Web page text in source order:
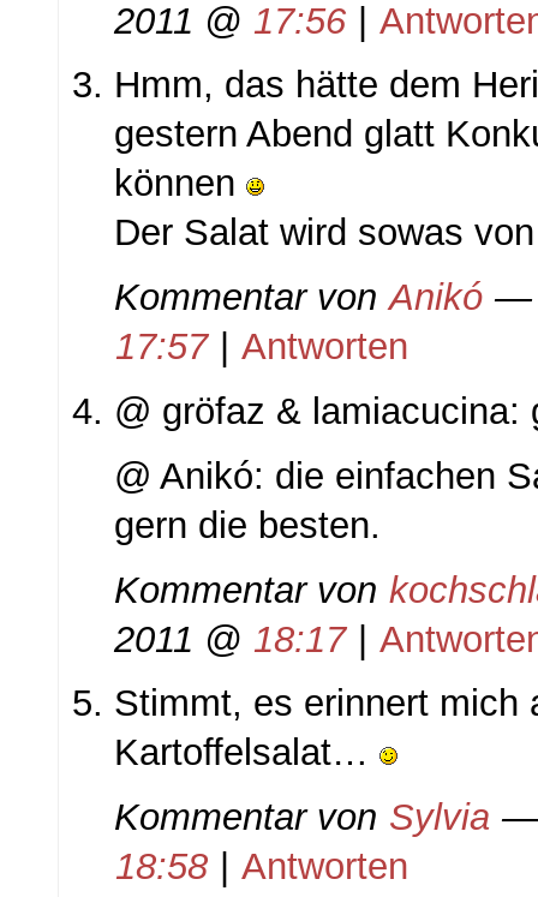
2011 @ 17:56 |
Hmm, das hätte dem
gestern Abend glatt
können
Der Salat wird sowas
Kommentar vonAnikó —
17:57
Antworten
@ gröfaz & lamiacucina:
@ Anikó: die einfachen
gern die besten.
Kommentar von
2011 @ 18:17 |
Stimmt, es erinnert mich
Kartoffelsalat…
Kommentar von Sylvia —
18:58
Antworten